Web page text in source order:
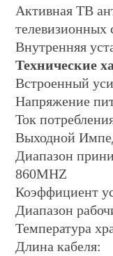
Активная ТВ
телевизионных
Внутренняя
Технические
Встроенный
Напряжение
Ток
Выходной
Диапазон
860MHZ
Коэффициент
Диапазон
Температура
Длина